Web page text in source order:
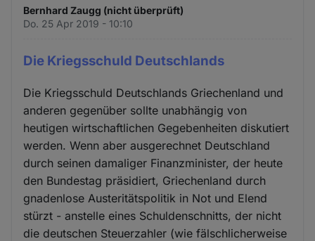
Bernhard Zaugg (nicht überprüft)
Do. 25 Apr 2019 - 10:10
Die Kriegsschuld Deutschlands
Die Kriegsschuld Deutschlands Griechenland und
anderen gegenüber sollte unabhängig von
heutigen wirtschaftlichen Gegebenheiten diskutiert
werden. Wenn aber ausgerechnet Deutschland
durch seinen damaliger Finanzminister, der heute
den Bundestag präsidiert, Griechenland durch
gnadenlose Austeritätspolitik in Not und Elend
stürzt - anstelle eines Schuldenschnitts, der nicht
die deutschen Steuerzahler (wie fälschlicherweise